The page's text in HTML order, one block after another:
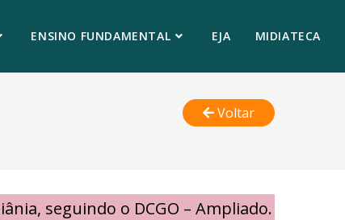
ENSINO FUNDAMENTAL EJA MIDIATECA
Voltar
seguindo o DCGO – Ampliado.